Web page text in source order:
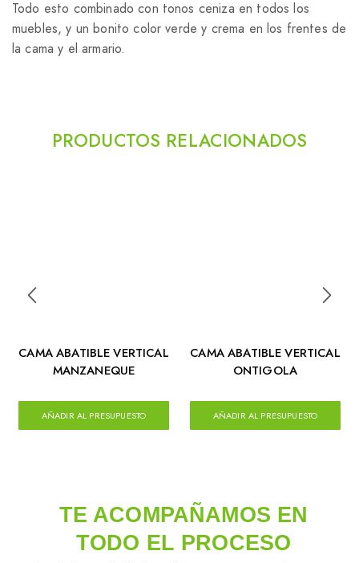
Todo esto combinado con tonos ceniza en todos los
muebles, y un bonito color verde y crema en los frentes de
la cama y el armario.
PRODUCTOS RELACIONADOS
CAMA ABATIBLE VERTICAL
MANZANEQUE
AÑADIR AL PRESUPUESTO
CAMA ABATIBLE VERTICAL
ONTIGOLA
AÑADIR AL PRESUPUESTO
TE ACOMPAÑAMOS EN
TODO EL PROCESO